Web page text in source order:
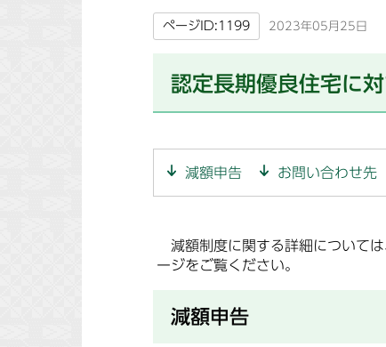
ページID:1199 2023年05月25日
認定長期優良住宅に
減額申告 お問い合わせ先
減額制度に関する詳細については
ージをご覧ください。
減額申告